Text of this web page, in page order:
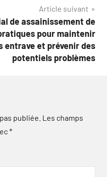
Article suivant
de assainissement de
pour maintenir
entrave et prévenir des
potentiels problèmes
publiée. Les champs
*